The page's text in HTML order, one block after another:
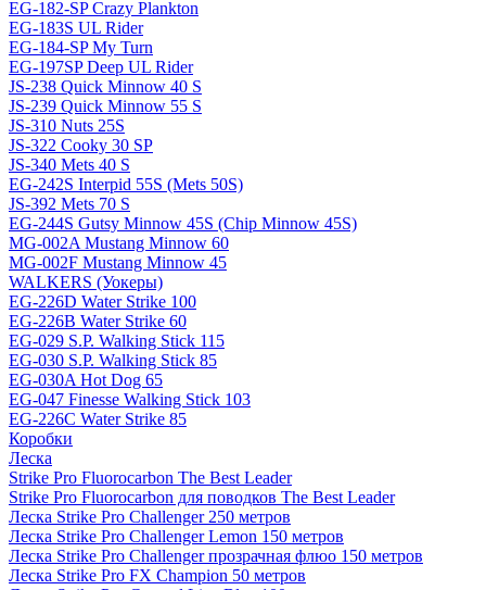
EG-182-SP Crazy Plankton
EG-183S UL Rider
EG-184-SP My Turn
EG-197SP Deep UL Rider
JS-238 Quick Minnow 40 S
JS-239 Quick Minnow 55 S
JS-310 Nuts 25S
JS-322 Cooky 30 SP
JS-340 Mets 40 S
EG-242S Interpid 55S (Mets 50S)
JS-392 Mets 70 S
EG-244S Gutsy Minnow 45S (Chip Minnow 45S)
MG-002A Mustang Minnow 60
MG-002F Mustang Minnow 45
WALKERS (Уокеры)
EG-226D Water Strike 100
EG-226B Water Strike 60
EG-029 S.P. Walking Stick 115
EG-030 S.P. Walking Stick 85
EG-030A Hot Dog 65
EG-047 Finesse Walking Stick 103
EG-226C Water Strike 85
Коробки
Леска
Strike Pro Fluorocarbon The Best Leader
Strike Pro Fluorocarbon для поводков The Best Leader
Леска Strike Pro Challenger 250 метров
Леска Strike Pro Challenger Lemon 150 метров
Леска Strike Pro Challenger прозрачная флюо 150 метров
Леска Strike Pro FX Champion 50 метров